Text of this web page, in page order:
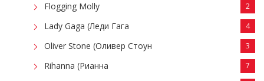
Flogging Molly 2
Lady Gaga (Леди Гага 4
Oliver Stone (Оливер Стоун 3
Rihanna (Рианна 7